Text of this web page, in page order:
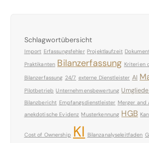
Schlagwortübersicht
Import Erfassungsfehler Projektlaufzeit
Praktikanten Bilanzerfassung Kriterien
Bilanzerfassung 24/7 externe Dienstleister AI
Pilotbetrieb Unternehmensbewertung
Bilanzbericht Empfangsdienstleister Merger and
anekdotische Evidenz Musterkennung HGB
Cost of Ownership KI Bilanzanalyseleitfaden